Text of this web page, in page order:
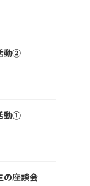
動②
動①
の座談会